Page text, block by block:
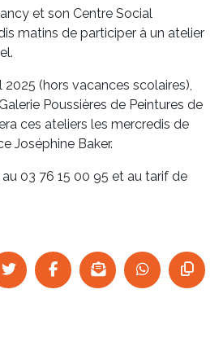
et son Centre Social
matins de participer à un atelier
2025 (hors vacances scolaires),
Poussières de Peintures de
ces ateliers les mercredis de
Joséphine Baker.
03 76 15 00 95 et au tarif de